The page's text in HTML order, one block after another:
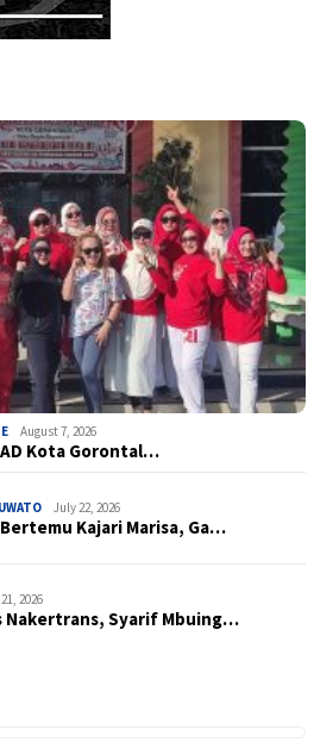
August 7, 2026
Kota Gorontal…
July 22, 2026
Kajari Marisa, Ga…
2026
Nakertrans, Syarif Mbuing…